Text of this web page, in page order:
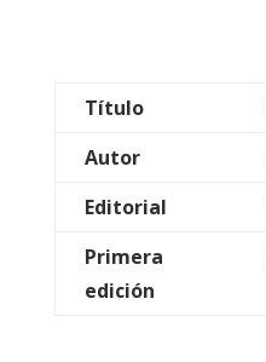
Título
Autor
Editorial
Primera
edición